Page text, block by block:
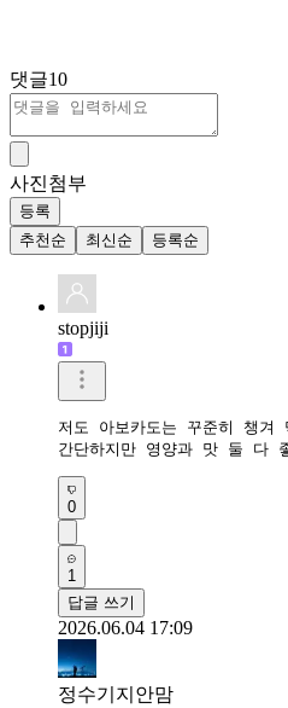
댓글10
사진첨부
등록
추천순
최신순 등록순
stopjiji
저도 아보카도는 꾸준히 챙겨
간단하지만 영양과 맛 둘 다
0
1
답글 쓰기
2026.06.04 17:09
정수기지안맘